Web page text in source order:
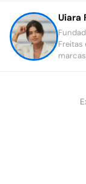
Uiara
Freitas